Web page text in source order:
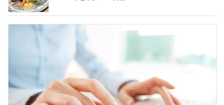
パートになり専属で仕事する考え
1日前